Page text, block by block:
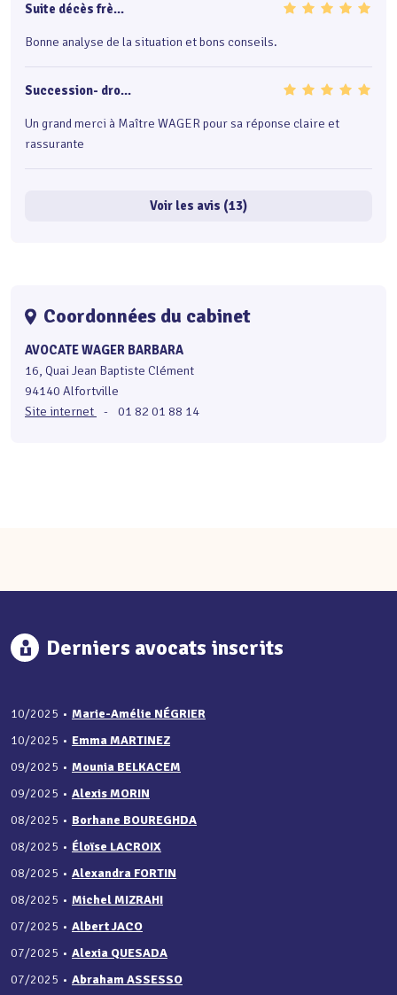
Suite décès frè...
Bonne analyse de la situation et bons conseils.
Succession- dro...
Un grand merci à Maître WAGER pour sa réponse claire et
rassurante
Voir les avis (13)
Coordonnées du cabinet
AVOCATE WAGER BARBARA
16, Quai Jean Baptiste Clément
94140 Alfortville
Site internet
- 01 82 01 88 14
Derniers avocats inscrits
10/2025 • Marie-Amélie NÉGRIER
10/2025 • Emma MARTINEZ
09/2025 • Mounia BELKACEM
09/2025 • Alexis MORIN
08/2025 • Borhane BOUREGHDA
08/2025 • Éloïse LACROIX
08/2025 • Alexandra FORTIN
08/2025 • Michel MIZRAHI
07/2025 • Albert JACO
07/2025 • Alexia QUESADA
07/2025 • Abraham ASSESSO